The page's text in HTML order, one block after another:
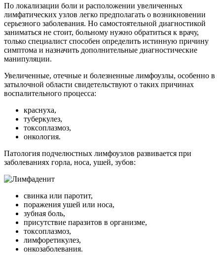
По локализации боли и расположении увеличенных
лимфатических узлов легко предполагать о возникновении
серьезного заболевания. Но самостоятельной диагностикой
заниматься не стоит, больному нужно обратиться к врачу,
только специалист способен определить истинную причину
симптома и назначить дополнительные диагностические
манипуляции.
Увеличенные, отечные и болезненные лимфоузлы, особенно в
затылочной области свидетельствуют о таких причинах
воспалительного процесса:
краснуха,
туберкулез,
токсоплазмоз,
онкология.
Патология подчелюстных лимфоузлов развивается при
заболеваниях горла, носа, ушей, зубов:
свинка или паротит,
поражения ушей или носа,
зубная боль,
присутствие паразитов в организме,
токсоплазмоз,
лимфоретикулез,
онкозаболевания.